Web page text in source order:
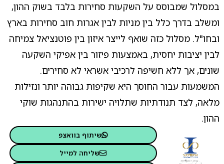
במסלול שמבוסס על השקעות סחירות בלבד בשוק ההון,
ומשלב בדרך כלל בין מניות לבין אגרות חוב סחירות בארץ
ובחו"ל. מסלול כזה שואף לייצר איזון בין פוטנציאל צמיחה
לבין יציבות יחסית, באמצעות פיזור בין אפיקי השקעה
שונים, אך ללא חשיפה לרכיבי אשראי לא סחירים.
המשמעות עבור החוסך היא שקיפות גבוהה יותר ונזילות
מלאה, לצד תנודתיות שתלויה ישירות בהתנהגות שוקי
ההון.
שיתוף בוואצפ
שליחה למייל